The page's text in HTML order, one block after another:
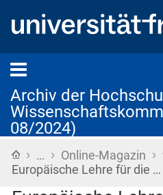
Archiv der
08/2024)
Startseite
› … › Online-Magazin ›
Europäische Lehre für die …